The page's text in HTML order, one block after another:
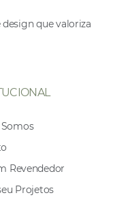
que valoriza
Revendedor
Projetos